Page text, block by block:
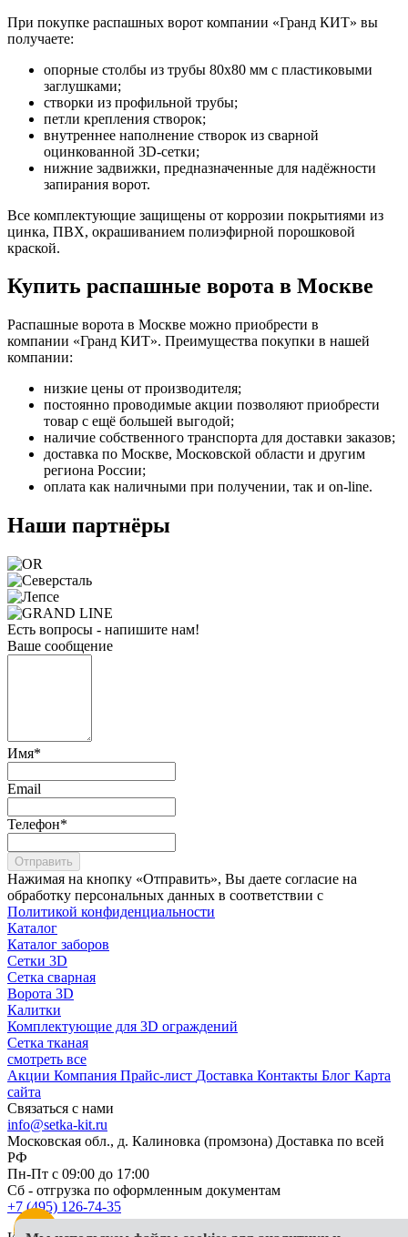
При покупке распашных ворот компании «Гранд КИТ» вы
получаете:
опорные столбы из трубы 80х80 мм с пластиковыми
заглушками;
створки из профильной трубы;
петли крепления створок;
внутреннее наполнение створок из сварной
оцинкованной 3D-сетки;
нижние задвижки, предназначенные для надёжности
запирания ворот.
Все комплектующие защищены от коррозии покрытиями из
цинка, ПВХ, окрашиванием полиэфирной порошковой
краской.
Купить распашные ворота в Москве
Распашные ворота в Москве можно приобрести в
компании «Гранд КИТ». Преимущества покупки в нашей
компании:
низкие цены от производителя;
постоянно проводимые акции позволяют приобрести
товар с ещё большей выгодой;
наличие собственного транспорта для доставки заказов;
доставка по Москве, Московской области и другим
региона России;
оплата как наличными при получении, так и on-line.
Наши партнёры
Есть вопросы - напишите нам!
Ваше сообщение
Имя*
Email
Телефон*
Отправить
Нажимая на кнопку «Отправить», Вы даете согласие на
обработку персональных данных в соответствии с
Политикой конфиденциальности
Каталог
Каталог заборов
Сетки 3D
Сетка сварная
Ворота 3D
Калитки
Комплектующие для 3D ограждений
Сетка тканая
смотреть все
Акции Компания Прайс-лист Доставка Контакты Блог Карта
сайта
Связаться с нами
info@setka-kit.ru
Московская обл., д. Калиновка (промзона) Доставка по всей
РФ
Пн-Пт с 09:00 до 17:00
Сб - отгрузка по оформленным документам
+7 (495) 126-74-35